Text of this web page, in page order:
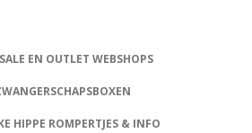
EN OUTLET WEBSHOPS
HIPPE ROMPERTJES & INFO